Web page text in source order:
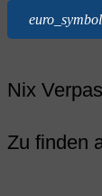
euro_symbol
Nix
Zu finden